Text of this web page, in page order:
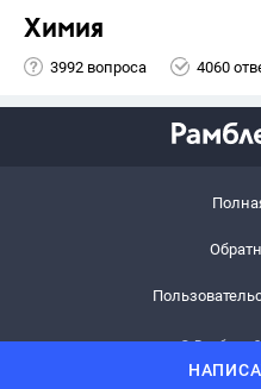
Химия
3992 вопроса 4060
© Рамблер,